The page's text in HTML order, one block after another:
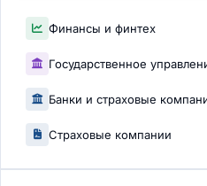
Финансы и финтех
Государственное
Банки и страховые
Страховые компании